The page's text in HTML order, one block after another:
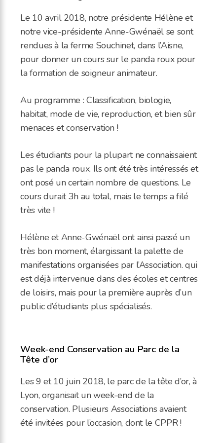
Le 10 avril 2018, notre présidente Hélène et
notre vice-présidente Anne-Gwénaël se sont
rendues à la ferme Souchinet, dans l’Aisne,
pour donner un cours sur le panda roux pour
la formation de soigneur animateur.
Au programme : Classification, biologie,
habitat, mode de vie, reproduction, et bien sûr
menaces et conservation !
Les étudiants pour la plupart ne connaissaient
pas le panda roux. Ils ont été très intéressés et
ont posé un certain nombre de questions. Le
cours durait 3h au total, mais le temps a filé
très vite !
Hélène et Anne-Gwénaël ont ainsi passé un
très bon moment, élargissant la palette de
manifestations organisées par l’Association. qui
est déjà intervenue dans des écoles et centres
de loisirs, mais pour la première auprès d’un
public d’étudiants plus spécialisés.
Week-end Conservation au Parc de la
Tête d’or
Les 9 et 10 juin 2018, le parc de la tête d’or, à
Lyon, organisait un week-end de la
conservation. Plusieurs Associations avaient
été invitées pour l’occasion, dont le CPPR !